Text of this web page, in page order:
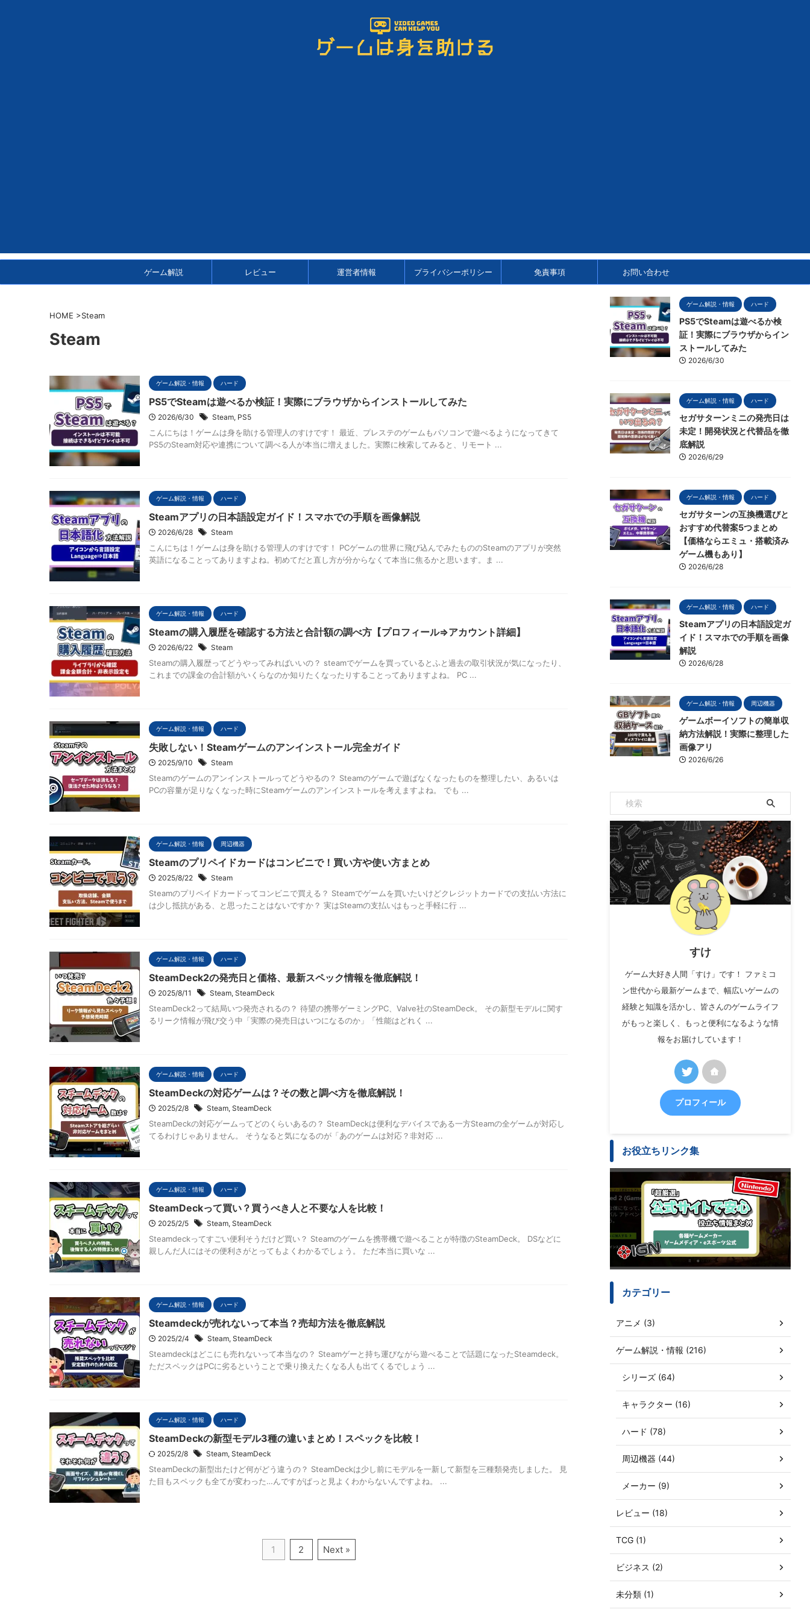
ゲーム解説 レビュー 運営者情報 プライバシーポリシー 免責事項 お問い合わせ
HOME >Steam
Steam
ゲーム解説・情報 ハード
PS5でSteamは遊べるか検証！実際にブラウザからインストールしてみた
2026/6/30 Steam, PS5
こんにちは！ゲームは身を助ける管理人のすけです！ 最近、プレステのゲームもパソコンで遊べるようになってきて
PS5のSteam対応や連携について調べる人が本当に増えました。実際に検索してみると、リモート ...
ゲーム解説・情報 ハード
Steamアプリの日本語設定ガイド！スマホでの手順を画像解説
2026/6/28 Steam
こんにちは！ゲームは身を助ける管理人のすけです！ PCゲームの世界に飛び込んでみたもののSteamのアプリが突然
英語になることってありますよね。初めてだと直し方が分からなくて本当に焦るかと思います。ま ...
ゲーム解説・情報 ハード
Steamの購入履歴を確認する方法と合計額の調べ方【プロフィール⇒アカウント詳細】
2026/6/22 Steam
Steamの購入履歴ってどうやってみればいいの？ steamでゲームを買っているとふと過去の取引状況が気になったり、
これまでの課金の合計額がいくらなのか知りたくなったりすることってありますよね。 PC ...
ゲーム解説・情報 ハード
失敗しない！Steamゲームのアンインストール完全ガイド
2025/9/10 Steam
Steamのゲームのアンインストールってどうやるの？ Steamのゲームで遊ばなくなったものを整理したい、あるいは
PCの容量が足りなくなった時にSteamゲームのアンインストールを考えますよね。 でも ...
ゲーム解説・情報 周辺機器
Steamのプリペイドカードはコンビニで！買い方や使い方まとめ
2025/8/22 Steam
Steamのプリペイドカードってコンビニで買える？ Steamでゲームを買いたいけどクレジットカードでの支払い方法に
は少し抵抗がある、と思ったことはないですか？ 実はSteamの支払いはもっと手軽に行 ...
ゲーム解説・情報 ハード
SteamDeck2の発売日と価格、最新スペック情報を徹底解説！
2025/8/11 Steam, SteamDeck
SteamDeck2って結局いつ発売されるの？ 待望の携帯ゲーミングPC、Valve社のSteamDeck。 その新型モデルに関す
るリーク情報が飛び交う中「実際の発売日はいつになるのか」「性能はどれく ...
ゲーム解説・情報 ハード
SteamDeckの対応ゲームは？その数と調べ方を徹底解説！
2025/2/8 Steam, SteamDeck
SteamDeckの対応ゲームってどのくらいあるの？ SteamDeckは便利なデバイスである一方Steamの全ゲームが対応し
てるわけじゃありません。 そうなると気になるのが「あのゲームは対応？非対応 ...
ゲーム解説・情報 ハード
SteamDeckって買い？買うべき人と不要な人を比較！
2025/2/5 Steam, SteamDeck
Steamdeckってすごい便利そうだけど買い？ Steamのゲームを携帯機で遊べることが特徴のSteamDeck。 DSなどに
親しんだ人にはその便利さがとってもよくわかるでしょう。 ただ本当に買いな ...
ゲーム解説・情報 ハード
Steamdeckが売れないって本当？売却方法を徹底解説
2025/2/4 Steam, SteamDeck
Steamdeckはどこにも売れないって本当なの？ Steamゲーと持ち運びながら遊べることで話題になったSteamdeck。
ただスペックはPCに劣るということで乗り換えたくなる人も出てくるでしょう ...
ゲーム解説・情報 ハード
SteamDeckの新型モデル3種の違いまとめ！スペックを比較！
2025/2/8 Steam, SteamDeck
SteamDeckの新型出たけど何がどう違うの？ SteamDeckは少し前にモデルを一新して新型を三種類発売しました。 見
た目もスペックも全てが変わった…んですがぱっと見よくわからないんですよね。 ...
1 2 Next »
ゲーム解説・情報 ハード
PS5でSteamは遊べるか検
証！実際にブラウザからイン
ストールしてみた
2026/6/30
ゲーム解説・情報 ハード
セガサターンミニの発売日は
未定！開発状況と代替品を徹
底解説
2026/6/29
ゲーム解説・情報 ハード
セガサターンの互換機選びと
おすすめ代替案5つまとめ
【価格ならエミュ・搭載済み
ゲーム機もあり】
2026/6/28
ゲーム解説・情報 ハード
Steamアプリの日本語設定ガ
イド！スマホでの手順を画像
解説
2026/6/28
ゲーム解説・情報 周辺機器
ゲームボーイソフトの簡単収
納方法解説！実際に整理した
画像アリ
2026/6/26
すけ
ゲーム大好き人間「すけ」です！ ファミコ
ン世代から最新ゲームまで、幅広いゲームの
経験と知識を活かし、皆さんのゲームライフ
がもっと楽しく、もっと便利になるような情
報をお届けしています！
プロフィール
お役立ちリンク集
カテゴリー
アニメ (3)
ゲーム解説・情報 (216)
シリーズ (64)
キャラクター (16)
ハード (78)
周辺機器 (44)
メーカー (9)
レビュー (18)
TCG (1)
ビジネス (2)
未分類 (1)